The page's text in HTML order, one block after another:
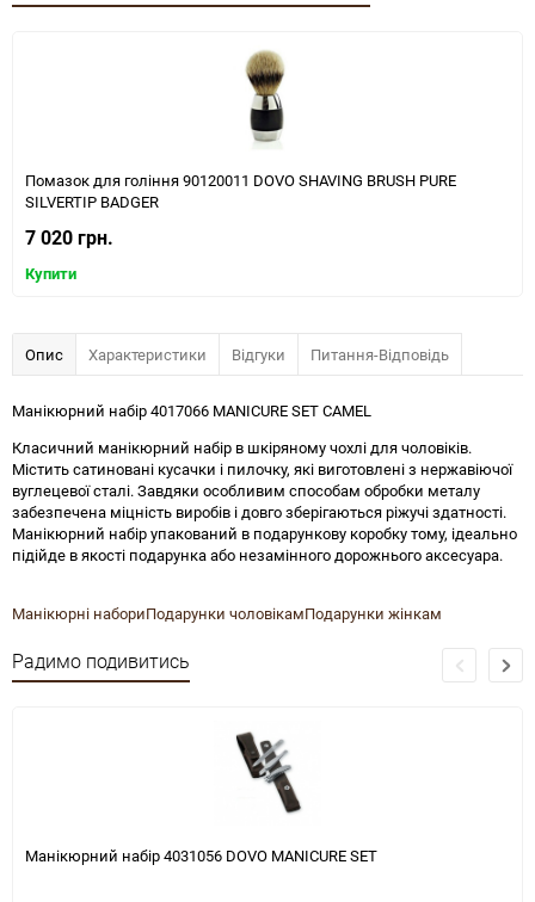
Помазок для гоління 90120011 DOVO SHAVING BRUSH PURE
SILVERTIP BADGER
7 020 грн.
Купити
Опис Характеристики Відгуки Питання-Відповідь
Манікюрний набір 4017066 MANICURE SET CAMEL
Класичний манікюрний набір в шкіряному чохлі для чоловіків.
Містить сатиновані кусачки і пилочку, які виготовлені з нержавіючої
вуглецевої сталі. Завдяки особливим способам обробки металу
забезпечена міцність виробів і довго зберігаються ріжучі здатності.
Манікюрний набір упакований в подарункову коробку тому, ідеально
підійде в якості подарунка або незамінного дорожнього аксесуара.
Манікюрні набориПодарунки чоловікамПодарунки жінкам
Радимо подивитись
Манікюрний набір 4031056 DOVO MANICURE SET